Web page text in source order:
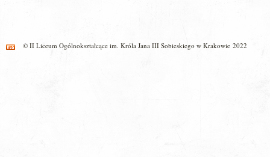
© II Liceum Ogólnokształcące im. Króla Jana III Sobieskiego w Krakowie 2022